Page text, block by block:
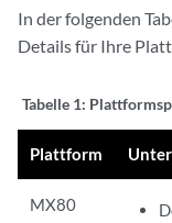
In der folgenden
Details für Ihre
Tabelle 1:
Plattform
MX80